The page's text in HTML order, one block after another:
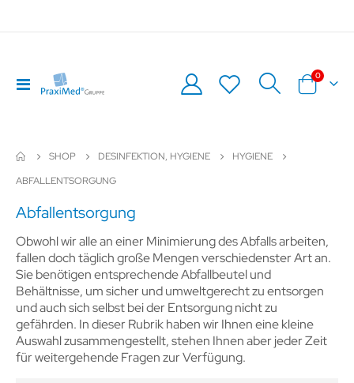
Navigation
umschalten
Warenkorb
0Artikel
SHOP DESINFEKTION, HYGIENE
HYGIENE
ABFALLENTSORGUNG
Abfallentsorgung
Obwohl wir alle an einer Minimierung des Abfalls arbeiten,
fallen doch täglich große Mengen verschiedenster Art an.
Sie benötigen entsprechende Abfallbeutel und
Behältnisse, um sicher und umweltgerecht zu entsorgen
und auch sich selbst bei der Entsorgung nicht zu
gefährden. In dieser Rubrik haben wir Ihnen eine kleine
Auswahl zusammengestellt, stehen Ihnen aber jeder Zeit
für weitergehende Fragen zur Verfügung.